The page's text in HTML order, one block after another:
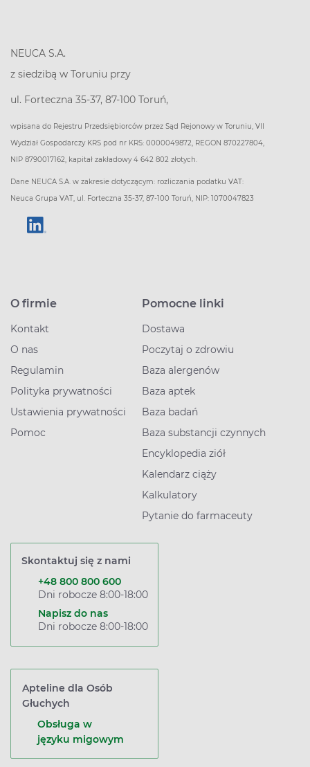
NEUCA S.A.
z siedzibą w Toruniu przy
ul. Forteczna 35-37, 87-100 Toruń,
wpisana do Rejestru Przedsiębiorców przez Sąd Rejonowy w Toruniu, VII
Wydział Gospodarczy KRS pod nr KRS: 0000049872, REGON 870227804,
NIP 8790017162, kapitał zakładowy 4 642 802 złotych.
Dane NEUCA S.A. w zakresie dotyczącym: rozliczania podatku VAT:
Neuca Grupa VAT, ul. Forteczna 35-37, 87-100 Toruń, NIP: 1070047823
O firmie
Kontakt
O nas
Regulamin
Polityka prywatności
Ustawienia prywatności
Pomoc
Pomocne linki
Dostawa
Poczytaj o zdrowiu
Baza alergenów
Baza aptek
Baza badań
Baza substancji czynnych
Encyklopedia ziół
Kalendarz ciąży
Kalkulatory
Pytanie do farmaceuty
Skontaktuj się z nami
+48 800 800 600
Dni robocze 8:00-18:00
Napisz do nas
Dni robocze 8:00-18:00
Apteline dla Osób
Głuchych
Obsługa w
języku migowym